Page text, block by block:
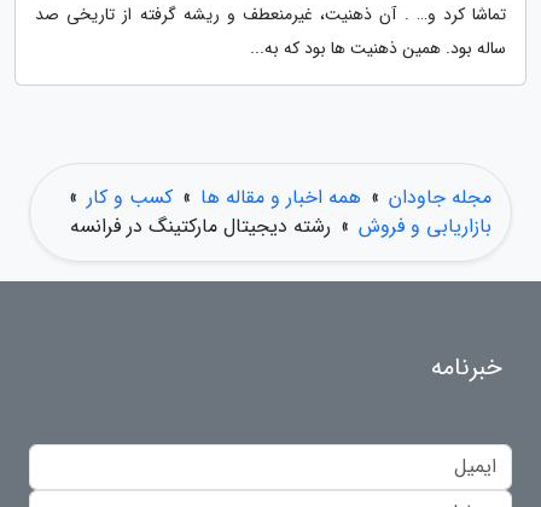
تماشا کرد و… . آن ذهنیت، غیرمنعطف و ریشه گرفته از تاریخی صد
ساله بود. همین ذهنیت ها بود که به...
مجله جاودان » همه اخبار و مقاله ها » کسب و کار »
بازاریابی و فروش » رشته دیجیتال مارکتینگ در فرانسه
خبرنامه